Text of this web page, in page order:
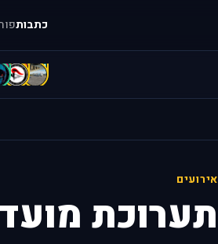
כתבות
[
A
A
אירועים
תערוכת